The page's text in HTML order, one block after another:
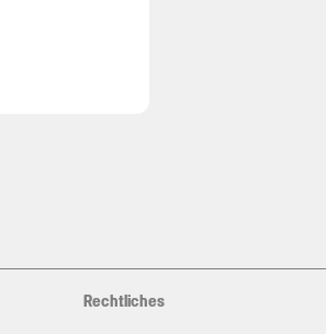
Rechtliches